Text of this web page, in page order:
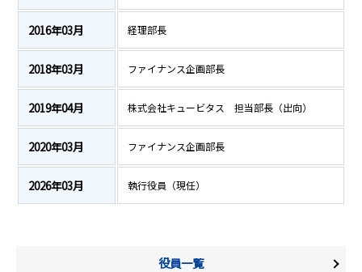
2016年03月 経理部長
2018年03月 ファイナンス企画部長
2019年04月 株式会社キュービタス 担当部長（出向）
2020年03月 ファイナンス企画部長
2026年03月 執行役員（現任）
役員一覧